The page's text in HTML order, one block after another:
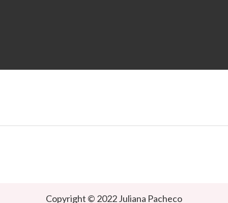
Copyright © 2022 Juliana Pacheco